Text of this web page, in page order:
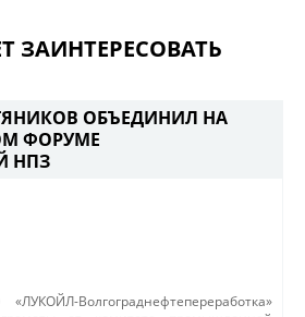
ЗАИНТЕРЕСОВАТЬ
ОБЪЕДИНИЛ НА
ФОРУМЕ
НПЗ
Волгограднефтепереработка»